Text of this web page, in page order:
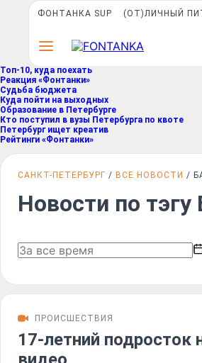
ФОНТАНКА SUP (ОТ)ЛИЧНЫЙ
Топ-10, куда поехать
Реакция «Фонтанки»
Судьба бюджета
Куда пойти на выходных
Образование в Петербурге
Кто поступил в вузы Петербурга по квоте
Петербург ищет креатив
Рейтинги «Фонтанки»
САНКТ-ПЕТЕРБУРГ ВСЕ НОВОСТИ
Новости по тэгу
ПРОИСШЕСТВИЯ
17-летний подросток